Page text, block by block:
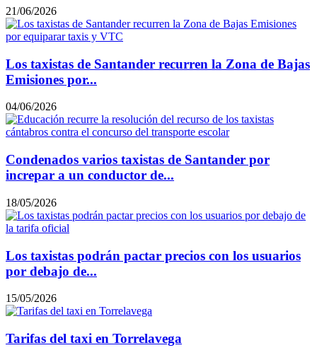
21/06/2026
Los taxistas de Santander recurren la Zona de Bajas
Emisiones por...
04/06/2026
Condenados varios taxistas de Santander por
increpar a un conductor de...
18/05/2026
Los taxistas podrán pactar precios con los usuarios
por debajo de...
15/05/2026
Tarifas del taxi en Torrelavega